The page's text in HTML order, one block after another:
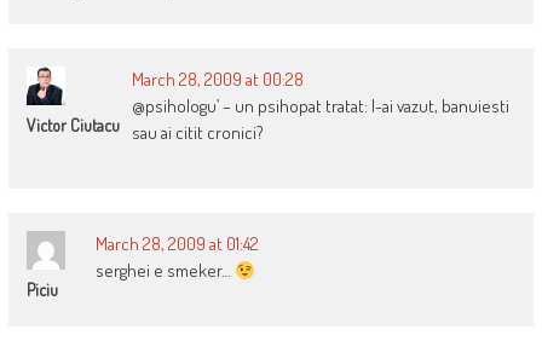
Victor Ciutacu
March 28, 2009 at 00:28
@psihologu’ – un psihopat tratat: l-ai vazut, banuiesti
sau ai citit cronici?
Piciu
March 28, 2009 at 01:42
serghei e smeker…